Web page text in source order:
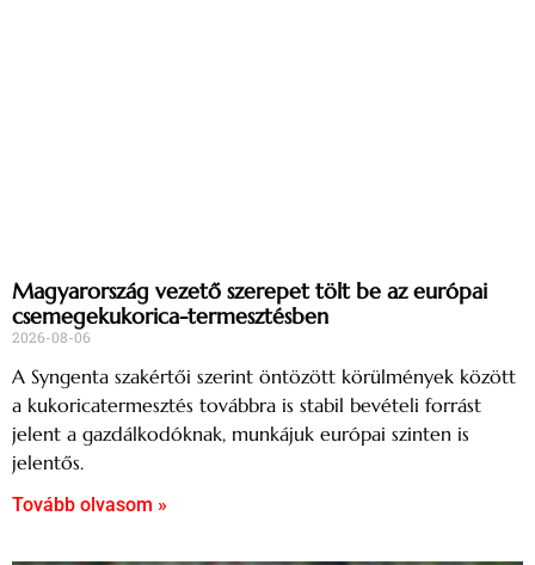
Magyarország vezető szerepet tölt be az európai
csemegekukorica-termesztésben
2026-08-06
A Syngenta szakértői szerint öntözött körülmények között
a kukoricatermesztés továbbra is stabil bevételi forrást
jelent a gazdálkodóknak, munkájuk európai szinten is
jelentős.
Tovább olvasom »